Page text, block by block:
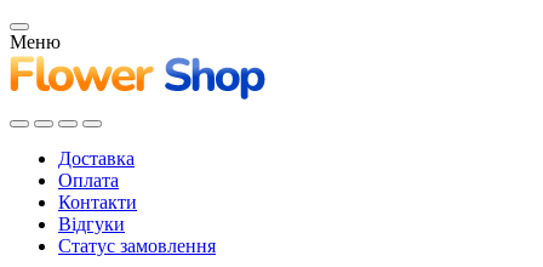
Меню
Доставка
Оплата
Контакти
Відгуки
Статус замовлення